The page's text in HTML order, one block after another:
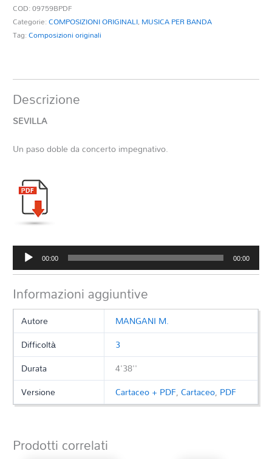
COD:09759BPDF
Categorie:COMPOSIZIONI ORIGINALI, MUSICA PER BANDA
Tag:Composizioni originali
Descrizione
SEVILLA
Un paso doble da concerto impegnativo.
Audio
Player
00:00 00:00
Informazioni aggiuntive
Autore
MANGANI M.
Difficoltà
3
Durata
4'38''
Versione
Cartaceo + PDF,Cartaceo, PDF
Prodotti correlati